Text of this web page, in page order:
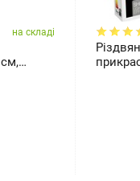
на складі
см,